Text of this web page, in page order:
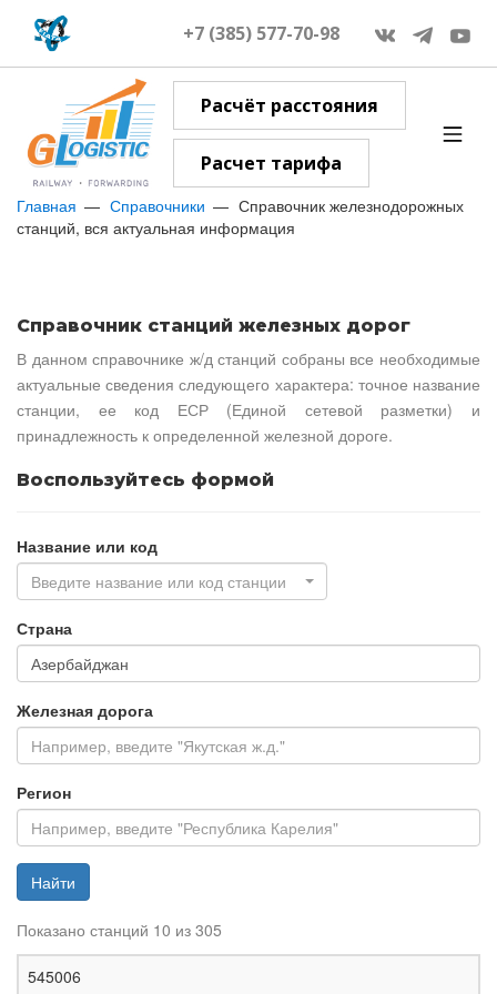
+7 (385) 577-70-98
Расчёт расстояния
Расчет тарифа
Главная Справочники
Справочник железнодорожных
станций, вся актуальная информация
Справочник станций железных дорог
В данном справочнике ж/д станций собраны все необходимые
актуальные сведения следующего характера: точное название
станции, ее код ЕСР (Единой сетевой разметки) и
принадлежность к определенной железной дороге.
Воспользуйтесь формой
Название или код
Введите название или код станции
Страна
Железная дорога
Регион
Найти
Показано станций 10 из 305
545006